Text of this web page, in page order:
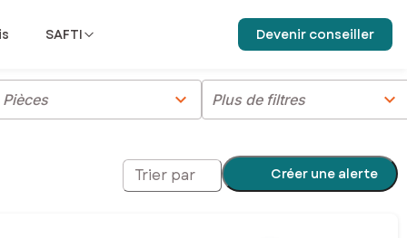
SAFTI Devenir conseiller
Pièces chevron_right Plus de filtres chevron_right
Trier par Créer une alerte